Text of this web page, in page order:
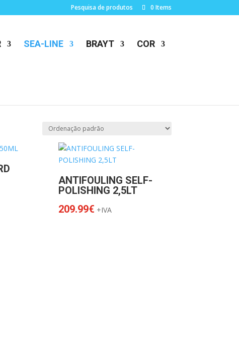
Pesquisa de produtos 0 Items
SEA-LINE BRAYT COR
ANTIFOULING SELF-
POLISHING 2,5LT
209.99€ +IVA